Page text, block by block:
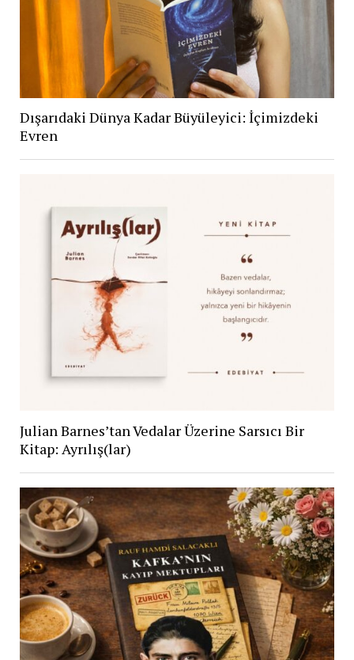
Dışarıdaki Dünya Kadar Büyüleyici: İçimizdeki
Evren
Julian Barnes’tan Vedalar Üzerine Sarsıcı Bir
Kitap: Ayrılış(lar)